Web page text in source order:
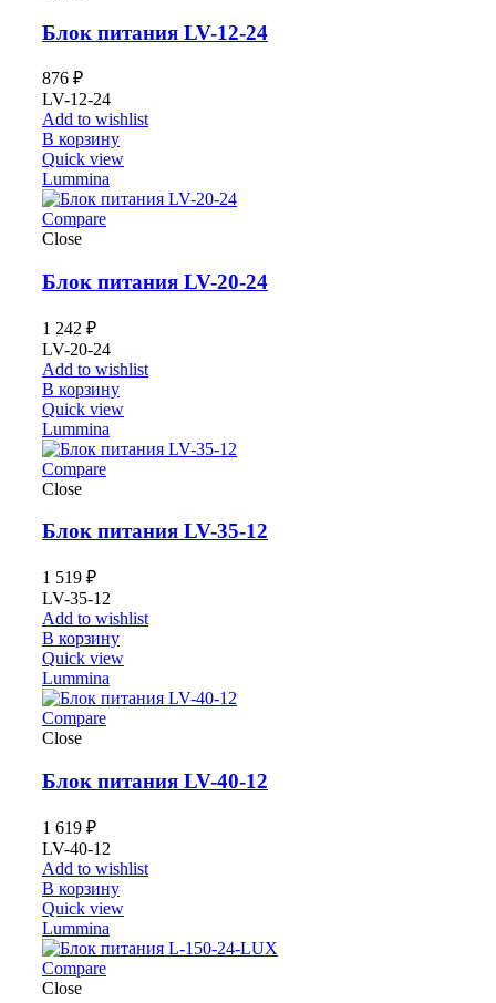
Блок питания LV-12-24
876 ₽
LV-12-24
Add to wishlist
В корзину
Quick view
Lummina
Compare
Close
Блок питания LV-20-24
1 242 ₽
LV-20-24
Add to wishlist
В корзину
Quick view
Lummina
Compare
Close
Блок питания LV-35-12
1 519 ₽
LV-35-12
Add to wishlist
В корзину
Quick view
Lummina
Compare
Close
Блок питания LV-40-12
1 619 ₽
LV-40-12
Add to wishlist
В корзину
Quick view
Lummina
Compare
Close